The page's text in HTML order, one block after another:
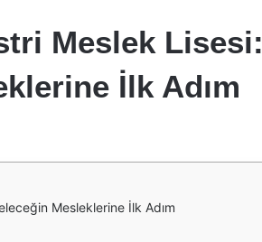
Meslek Lisesi:
İlk Adım
Mesleklerine İlk Adım